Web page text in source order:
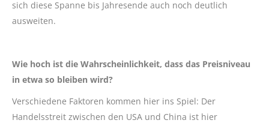
sich diese Spanne bis Jahresende auch noch deutlich
ausweiten.
Wie hoch ist die Wahrscheinlichkeit, dass das Preisniveau
in etwa so bleiben wird?
Verschiedene Faktoren kommen hier ins Spiel: Der
Handelsstreit zwischen den USA und China ist hier